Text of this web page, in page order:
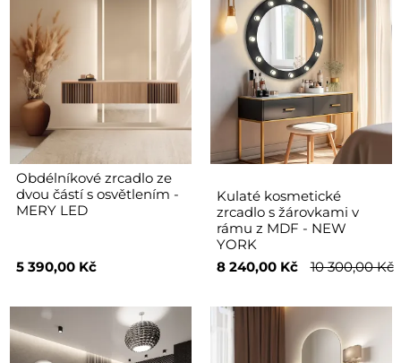
Obdélníkové zrcadlo ze
dvou částí s osvětlením -
MERY LED
5 390,00 Kč
Kulaté kosmetické
zrcadlo s žárovkami v
rámu z MDF - NEW
YORK
8 240,00 Kč
10 300,00 Kč